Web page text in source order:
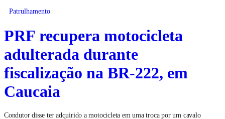
Patrulhamento
PRF recupera motocicleta
adulterada durante
fiscalização na BR-222, em
Caucaia
Condutor disse ter adquirido a motocicleta em uma troca por um cavalo